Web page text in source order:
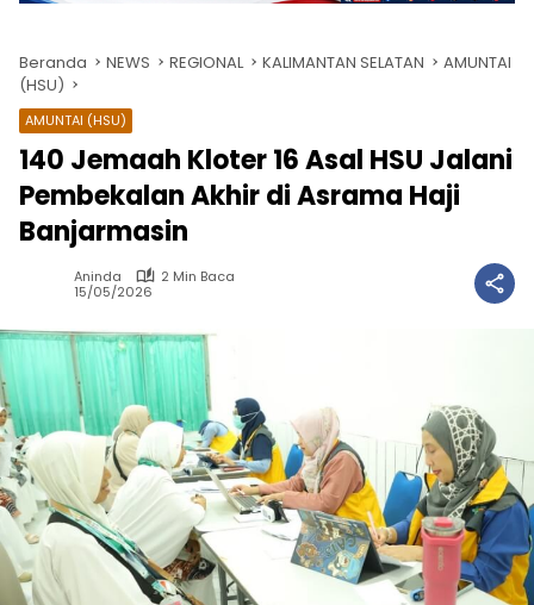
Beranda NEWS REGIONAL KALIMANTAN SELATAN
AMUNTAI
(HSU)
AMUNTAI (HSU)
140 Jemaah Kloter 16 Asal HSU Jalani
Pembekalan Akhir di Asrama Haji
Banjarmasin
Aninda
2 Min Baca
15/05/2026